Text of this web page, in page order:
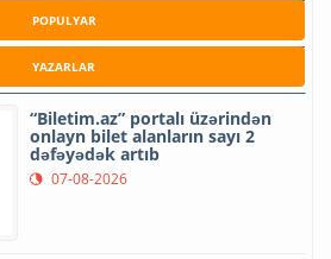
POPULYAR
YAZARLAR
“Biletim.az” portalı üzərindən
onlayn bilet alanların sayı 2
dəfəyədək artıb
07-08-2026